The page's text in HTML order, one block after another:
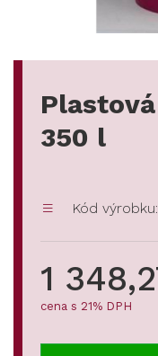
350 l
Kód výrobku:
1
cena s 21% DPH